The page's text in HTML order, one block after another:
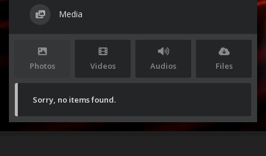
Media
Photos Videos Audios Files
Sorry, no items found.